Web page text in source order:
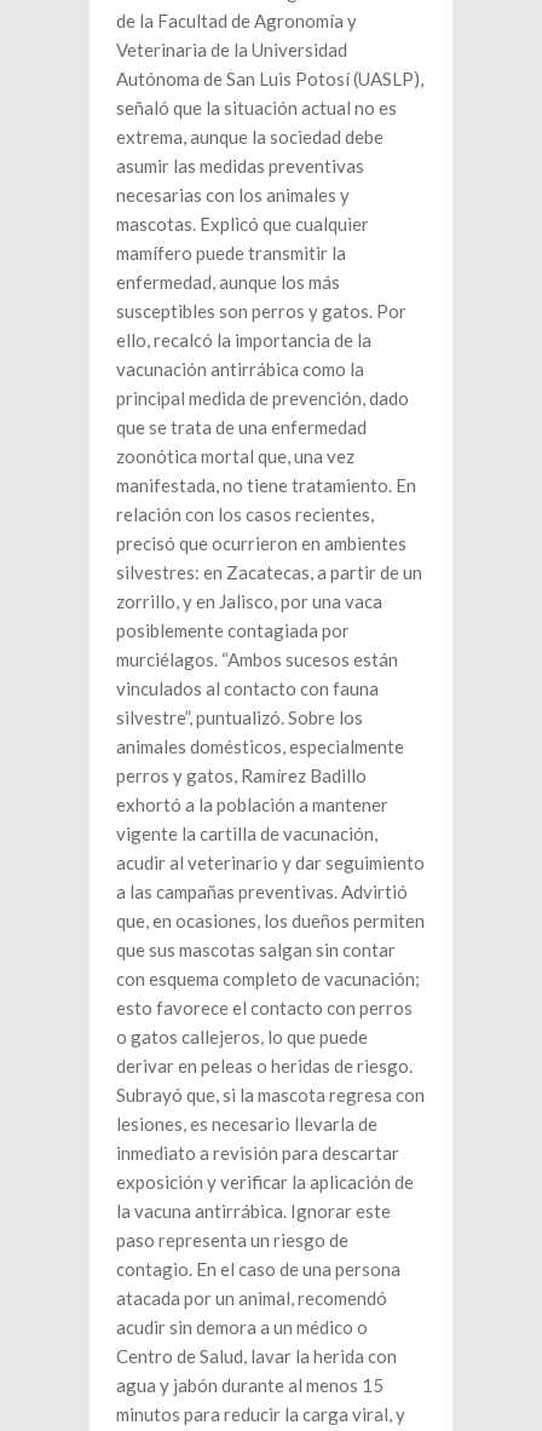
de la Facultad de Agronomía y
Veterinaria de la Universidad
Autónoma de San Luis Potosí (UASLP),
señaló que la situación actual no es
extrema, aunque la sociedad debe
asumir las medidas preventivas
necesarias con los animales y
mascotas. Explicó que cualquier
mamífero puede transmitir la
enfermedad, aunque los más
susceptibles son perros y gatos. Por
ello, recalcó la importancia de la
vacunación antirrábica como la
principal medida de prevención, dado
que se trata de una enfermedad
zoonótica mortal que, una vez
manifestada, no tiene tratamiento. En
relación con los casos recientes,
precisó que ocurrieron en ambientes
silvestres: en Zacatecas, a partir de un
zorrillo, y en Jalisco, por una vaca
posiblemente contagiada por
murciélagos. “Ambos sucesos están
vinculados al contacto con fauna
silvestre”, puntualizó. Sobre los
animales domésticos, especialmente
perros y gatos, Ramírez Badillo
exhortó a la población a mantener
vigente la cartilla de vacunación,
acudir al veterinario y dar seguimiento
a las campañas preventivas. Advirtió
que, en ocasiones, los dueños permiten
que sus mascotas salgan sin contar
con esquema completo de vacunación;
esto favorece el contacto con perros
o gatos callejeros, lo que puede
derivar en peleas o heridas de riesgo.
Subrayó que, si la mascota regresa con
lesiones, es necesario llevarla de
inmediato a revisión para descartar
exposición y verificar la aplicación de
la vacuna antirrábica. Ignorar este
paso representa un riesgo de
contagio. En el caso de una persona
atacada por un animal, recomendó
acudir sin demora a un médico o
Centro de Salud, lavar la herida con
agua y jabón durante al menos 15
minutos para reducir la carga viral, y